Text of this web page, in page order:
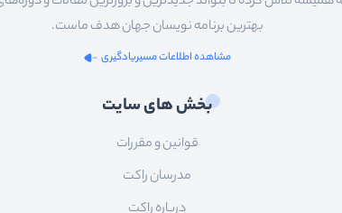
بهترین برنامه نویسان جهان هدف ماست.
مشاهده اطلاعات مسیریادگیری
بخش های سایت
قوانین و مقررات
مدرسان راکت